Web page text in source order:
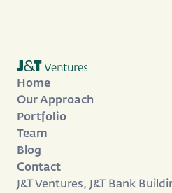
Home
Our Approach
Portfolio
Team
Blog
Contact
J&T Ventures, J&T Bank